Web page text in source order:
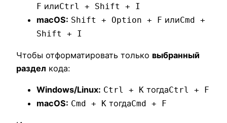
F илиCtrl + Shift + I
macOS: Shift + Option + F илиCmd +
Shift + I
Чтобы отформатировать только выбранный
раздел кода:
Windows/Linux: Ctrl + K тогдаCtrl + F
macOS: Cmd + K тогдаCmd + F